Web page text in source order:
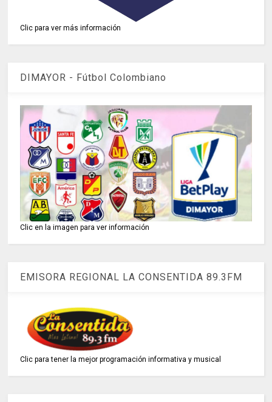
Clic para ver más información
DIMAYOR - Fútbol Colombiano
Clic en la imagen para ver información
EMISORA REGIONAL LA CONSENTIDA 89.3FM
Clic para tener la mejor programación informativa y musical